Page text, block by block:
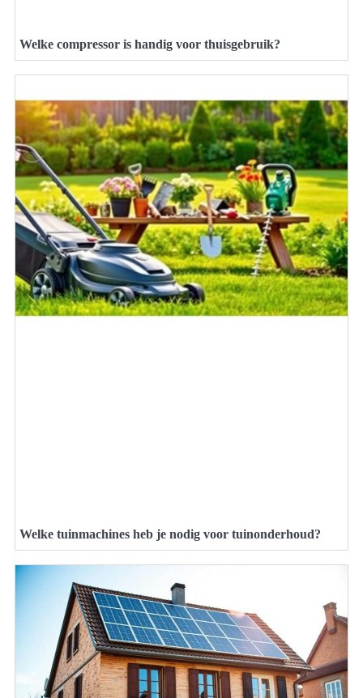
Welke compressor is handig voor thuisgebruik?
Welke tuinmachines heb je nodig voor tuinonderhoud?